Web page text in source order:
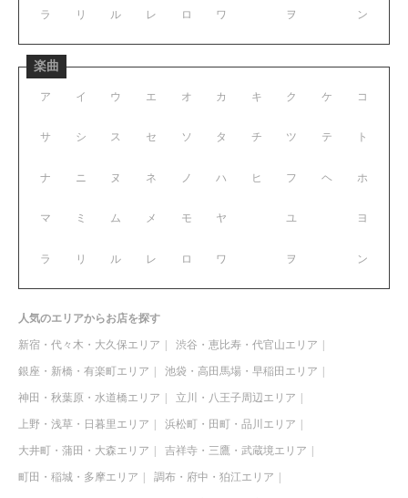
ラ リ ル レ ロ ワ ヲ ン
楽曲
ア イ ウ エ オ
サ シ ス セ ソ
ナ ニ ヌ ネ ノ
マ ミ ム メ モ
ラ リ ル レ ロ
カ キ ク ケ コ
タ チ ツ テ ト
ハ ヒ フ ヘ ホ
ヤ ユ ヨ
ワ ヲ ン
人気のエリアからお店を探す
新宿・代々木・大久保エリア 渋谷・恵比寿・代官山エリア
銀座・新橋・有楽町エリア 池袋・高田馬場・早稲田エリア
神田・秋葉原・水道橋エリア 立川・八王子周辺エリア
上野・浅草・日暮里エリア 浜松町・田町・品川エリア
大井町・蒲田・大森エリア 吉祥寺・三鷹・武蔵境エリア
町田・稲城・多摩エリア 調布・府中・狛江エリア